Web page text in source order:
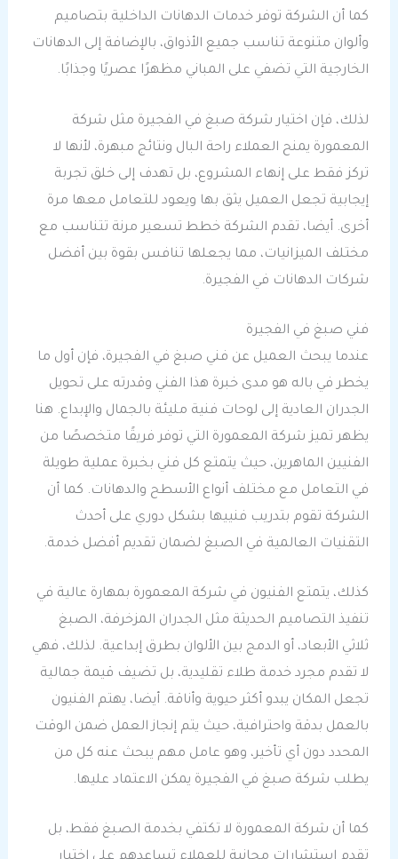
كما أن الشركة توفر خدمات الدهانات الداخلية بتصاميم
وألوان متنوعة تناسب جميع الأذواق، بالإضافة إلى الدهانات
الخارجية التي تضفي على المباني مظهرًا عصريًا وجذابًا.
لذلك، فإن اختيار شركة صبغ في الفجيرة مثل شركة
المعمورة يمنح العملاء راحة البال ونتائج مبهرة، لأنها لا
تركز فقط على إنهاء المشروع، بل تهدف إلى خلق تجربة
إيجابية تجعل العميل يثق بها ويعود للتعامل معها مرة
أخرى. أيضا، تقدم الشركة خطط تسعير مرنة تتناسب مع
مختلف الميزانيات، مما يجعلها تنافس بقوة بين أفضل
شركات الدهانات في الفجيرة.
فني صبغ في الفجيرة
عندما يبحث العميل عن فني صبغ في الفجيرة، فإن أول ما
يخطر في باله هو مدى خبرة هذا الفني وقدرته على تحويل
الجدران العادية إلى لوحات فنية مليئة بالجمال والإبداع. هنا
يظهر تميز شركة المعمورة التي توفر فريقًا متخصصًا من
الفنيين الماهرين، حيث يتمتع كل فني بخبرة عملية طويلة
في التعامل مع مختلف أنواع الأسطح والدهانات. كما أن
الشركة تقوم بتدريب فنييها بشكل دوري على أحدث
التقنيات العالمية في الصبغ لضمان تقديم أفضل خدمة.
كذلك، يتمتع الفنيون في شركة المعمورة بمهارة عالية في
تنفيذ التصاميم الحديثة مثل الجدران المزخرفة، الصبغ
ثلاثي الأبعاد، أو الدمج بين الألوان بطرق إبداعية. لذلك، فهي
لا تقدم مجرد خدمة طلاء تقليدية، بل تضيف قيمة جمالية
تجعل المكان يبدو أكثر حيوية وأناقة. أيضا، يهتم الفنيون
بالعمل بدقة واحترافية، حيث يتم إنجاز العمل ضمن الوقت
المحدد دون أي تأخير، وهو عامل مهم يبحث عنه كل من
يطلب شركة صبغ في الفجيرة يمكن الاعتماد عليها.
كما أن شركة المعمورة لا تكتفي بخدمة الصبغ فقط، بل